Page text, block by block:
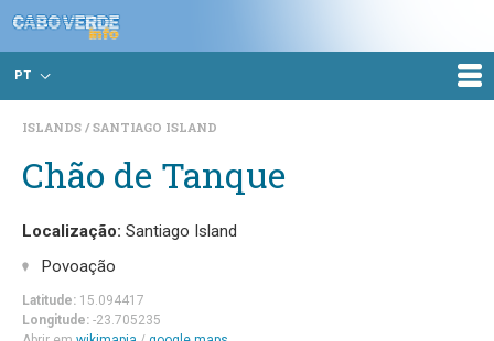
PT
ISLANDS SANTIAGO ISLAND
Chão de Tanque
Localização: Santiago Island
Povoação
Latitude: 15.094417
Longitude: -23.705235